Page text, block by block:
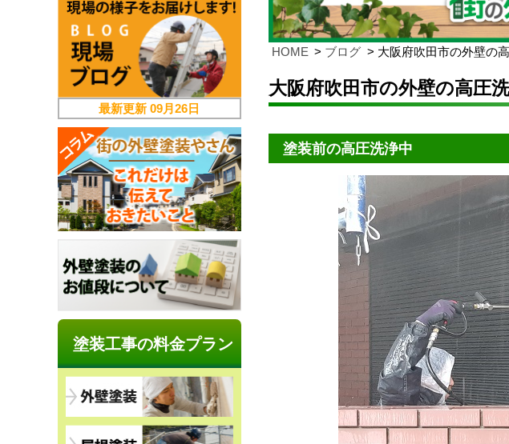
HOME ブログ 大阪府吹田市の外壁の
大阪府吹田市の外壁の高圧
塗装前の高圧洗浄中
最新更新09月26日
塗装工事の料金プラン